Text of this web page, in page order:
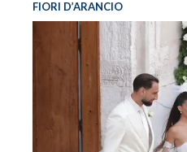
FIORI D’ARANCIO